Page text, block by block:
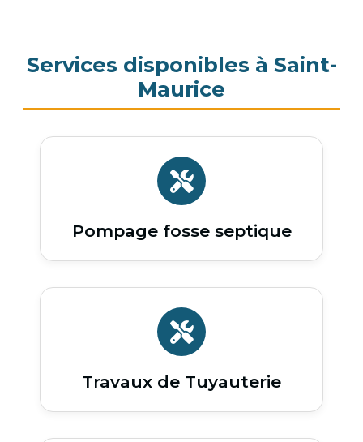
Services disponibles à Saint-
Maurice
Pompage fosse septique
Travaux de Tuyauterie